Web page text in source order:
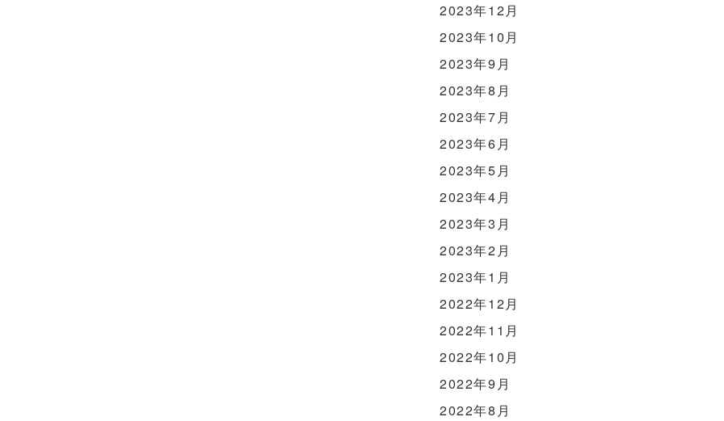
2023年12月
2023年10月
2023年9月
2023年8月
2023年7月
2023年6月
2023年5月
2023年4月
2023年3月
2023年2月
2023年1月
2022年12月
2022年11月
2022年10月
2022年9月
2022年8月